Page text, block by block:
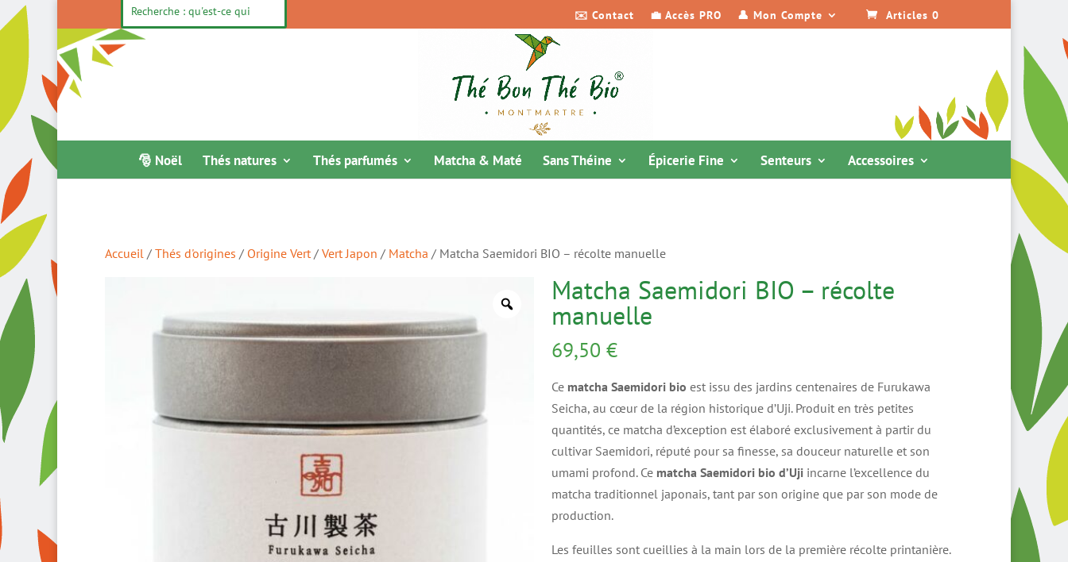
✉️ Contact 💼 Accès PRO 👤 Mon Compte Articles 0
🎅 Noël Thés natures Thés parfumés Matcha & Maté Sans Théine Épicerie Fine Senteurs Accessoires
Accueil / Thés d'origines / Origine Vert/ Vert Japon / Matcha / Matcha Saemidori BIO – récolte manuelle
Matcha Saemidori BIO – récolte
manuelle
69,50 €
Ce matcha Saemidori bio est issu des jardins centenaires de Furukawa
Seicha, au cœur de la région historique d’Uji. Produit en très petites
quantités, ce matcha d’exception est élaboré exclusivement à partir du
cultivar Saemidori, réputé pour sa finesse, sa douceur naturelle et son
umami profond. Ce matcha Saemidori bio d’Ujiincarne l’excellence du
matcha traditionnel japonais, tant par son origine que par son mode de
production.
Les feuilles sont cueillies à la main lors de la première récolte printanière.